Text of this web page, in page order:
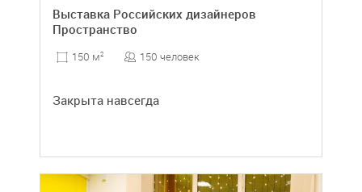
Выставка Российских дизайнеров
Пространство
150 м2 150 человек
Закрыта навсегда